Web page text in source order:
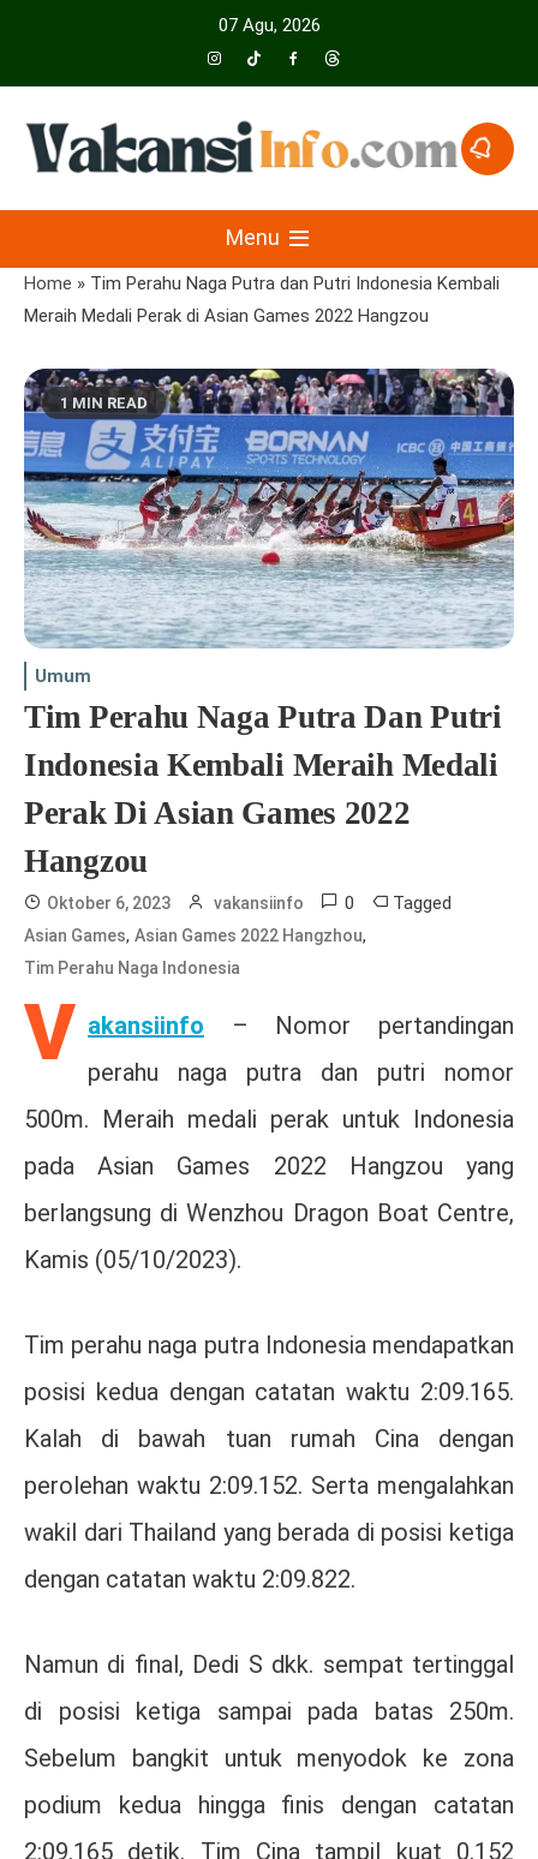
07 Agu, 2026
VakansiinfoMenu
Home » Tim Perahu Naga Putra dan Putri Indonesia Kembali
Meraih Medali Perak di Asian Games 2022 Hangzou
1 MIN READ
Umum
Tim Perahu Naga Putra Dan Putri
Indonesia Kembali Meraih Medali
Perak Di Asian Games 2022
Hangzou
Oktober 6, 2023 vakansiinfo 0 Tagged
Asian Games, Asian Games 2022 Hangzhou,
Tim Perahu Naga Indonesia
V akansiinfo – Nomor pertandingan
perahu naga putra dan putri nomor
500m. Meraih medali perak untuk Indonesia
pada Asian Games 2022 Hangzou yang
berlangsung di Wenzhou Dragon Boat Centre,
Kamis (05/10/2023).
Tim perahu naga putra Indonesia mendapatkan
posisi kedua dengan catatan waktu 2:09.165.
Kalah di bawah tuan rumah Cina dengan
perolehan waktu 2:09.152. Serta mengalahkan
wakil dari Thailand yang berada di posisi ketiga
dengan catatan waktu 2:09.822.
Namun di final, Dedi S dkk. sempat tertinggal
di posisi ketiga sampai pada batas 250m.
Sebelum bangkit untuk menyodok ke zona
podium kedua hingga finis dengan catatan
2:09.165 detik. Tim Cina tampil kuat 0,152